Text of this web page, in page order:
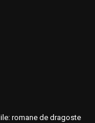
romane de dragoste